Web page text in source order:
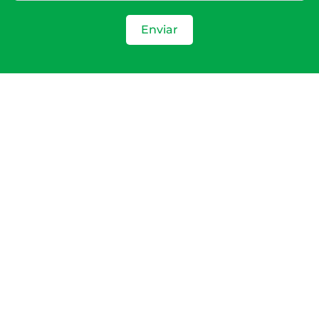
Enviar